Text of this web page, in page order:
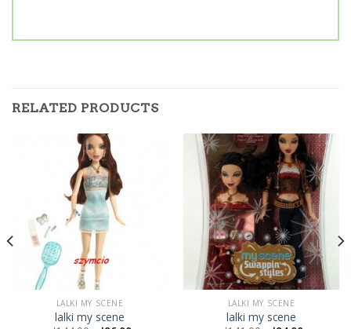
RELATED PRODUCTS
LALKI MY SCENE
lalki my scene
LALKI MY SCENE
lalki my scene